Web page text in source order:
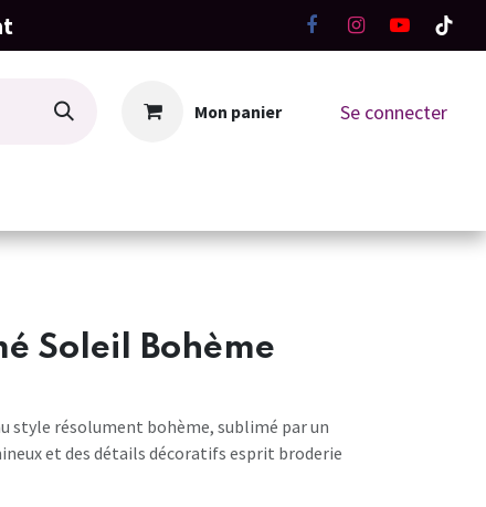
Mon panier Se connecter
Soleil Bohème
style résolument bohème, sublimé par un
et des détails décoratifs esprit broderie